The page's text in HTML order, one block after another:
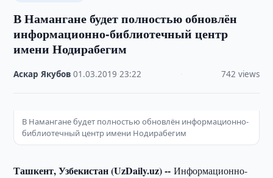
В Намангане будет полностью обновлён
информационно-библиотечный центр
имени Нодирабегим
Аскар Якубов ·01.03.2019 ·23:22 742 views
В Намангане будет полностью обновлён информационно-
библиотечный центр имени Нодирабегим
Ташкент, Узбекистан (UzDaily.uz) --Информационно-